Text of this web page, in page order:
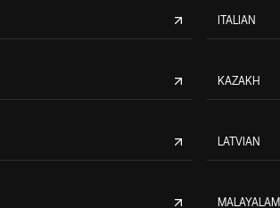
ITALIAN
KAZAKH
LATVIAN
MALAYALAM